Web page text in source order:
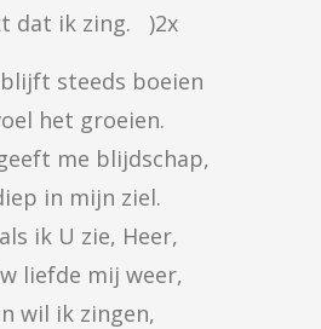
dat ik zing.   )2x
steeds boeien
het groeien.
me blijdschap,
in mijn ziel.
ik U zie, Heer,
liefde mij weer,
wil ik zingen,